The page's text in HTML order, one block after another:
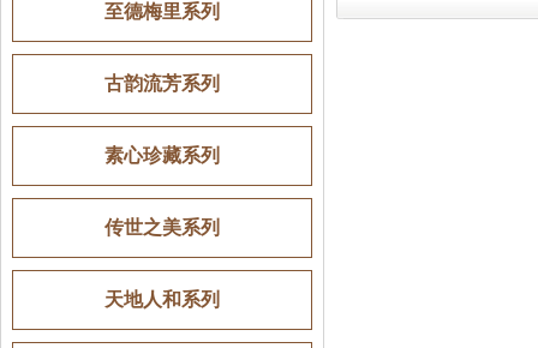
至德梅里系列
古韵流芳系列
素心珍藏系列
传世之美系列
天地人和系列